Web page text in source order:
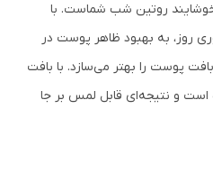
همراه خوشایند روتین شب شماست. با
روز، به بهبود ظاهر پوست در
پوست را بهتر می‌سازد. با بافت
است و نتیجه‌ای قابل لمس بر جا